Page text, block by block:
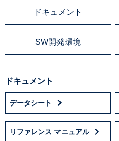
ドキュメント
SW開発環境
ドキュメント
データシート
リファレンス マニュアル